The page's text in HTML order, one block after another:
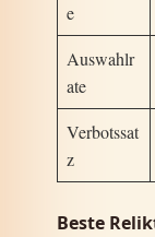
e
Auswahlr
ate
Verbotssat
z
Beste